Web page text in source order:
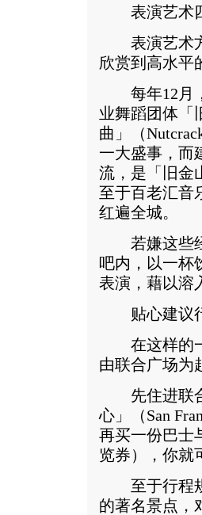
表演艺术
表演艺术方
欣赏到高水平
每年12月，
业舞蹈团体「
曲」（
一大盛事，而
流，是「旧金
至于百老汇音
红遍全城。
若嫌这些经
吧内，以一杯
表演，藉以溶
贴心建议
在这样的一
由联合广场为
先住进联合
心」（San
再买一份巴士
览券），你就
至于行程规
的著名景点，